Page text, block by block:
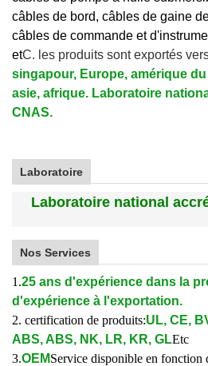
câbles de bord, câbles de gaine
câbles de commande et
etC. les produits sont exportés
singapour, Europe, amérique
asie, afrique. Laboratoire
CNAS.
Laboratoire
Laboratoire national
Nos Services
1.25 ans d'expérience dans la
d'expérience à l'exportation.
2. certification de produits:UL, CE,
ABS, ABS, NK, LR, KR, GLEtc
3.OEMService disponible en